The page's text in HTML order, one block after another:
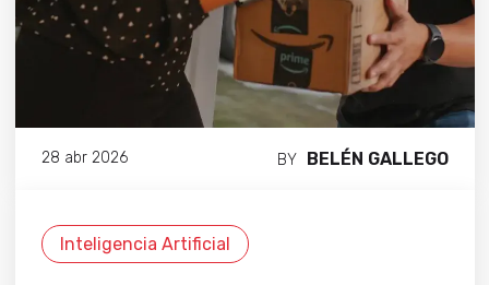
28 abr 2026 BY BELÉN GALLEGO
Inteligencia Artificial